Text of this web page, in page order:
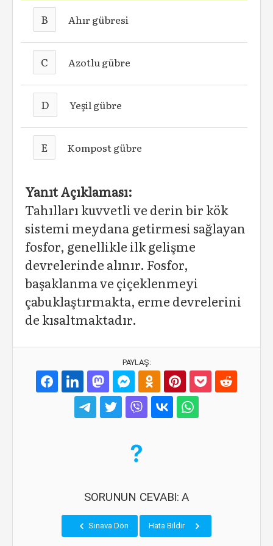
B Ahır gübresi
C Azotlu gübre
D Yeşil gübre
E Kompost gübre
Yanıt Açıklaması:
Tahılları kuvvetli ve derin bir kök
sistemi meydana getirmesi sağlayan
fosfor, genellikle ilk gelişme
devrelerinde alınır. Fosfor,
başaklanma ve çiçeklenmeyi
çabuklaştırmakta, erme devrelerini
de kısaltmaktadır.
PAYLAŞ:
SORUNUN CEVABI: A
Sınava Dön Hata Bildir